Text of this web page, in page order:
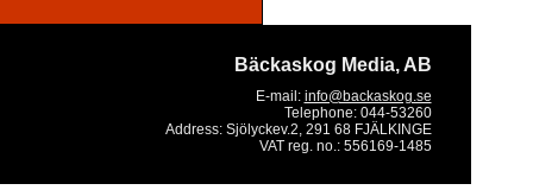
Bäckaskog Media, AB
E-mail: info@backaskog.se
Telephone: 044-53260
Address: Sjölyckev.2, 291 68 FJÄLKINGE
VAT reg. no.: 556169-1485